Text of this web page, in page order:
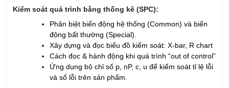
Kiểm soát quá trình bằng thống kê (SPC):
Phân biệt biến động hệ thống (Common) và biến
động bất thường (Special).
Xây dựng và đọc biểu đồ kiểm soát: X-bar, R chart
Cách đọc & hành động khi quá trình “out of control”
Ứng dụng bộ chỉ số p, nP, c, u để kiểm soát tỉ lệ lỗi
và số lỗi trên sản phẩm.